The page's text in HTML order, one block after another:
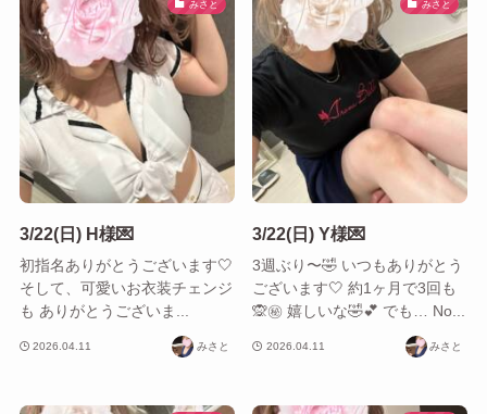
みさと
3/22(日) H様💌
初指名ありがとうございます🤍
そして、可愛いお衣装チェンジ
も ありがとうございま...
2026.04.11 みさと
みさと
3/22(日) Y様💌
3週ぶり〜🤣 いつもありがとう
ございます🤍 約1ヶ月で3回も
🙊㊙️ 嬉しいな🤣💕 でも… No...
2026.04.11 みさと